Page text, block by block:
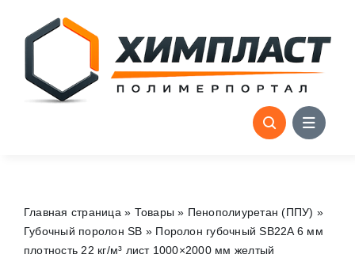
content
Главная страница » Товары » Пенополиуретан (ППУ) »
Губочный поролон SB » Поролон губочный SB22A 6 мм
плотность 22 кг/м³ лист 1000×2000 мм желтый